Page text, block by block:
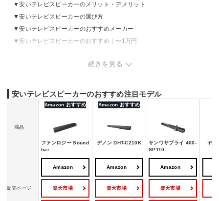
安いテレビスピーカーのメリット・デメリット
安いテレビスピーカーの選び方
安いテレビスピーカーのおすすめメーカー
安いテレビスピーカーのおすすめ｜〜1万円
安いテレビスピーカーのおすすめ｜2万円台
続きを見る
安いテレビスピーカーのおすすめ注目モデル
商品
Amazon おすすめ
ファンロジー Sound
bar
Amazon おすすめ
デノン DHT-C210K
サンワサプライ 400-
SP110
ヤマ
販売ページ
Amazon
楽天市場
Amazon
楽天市場
Amazon
楽天市場